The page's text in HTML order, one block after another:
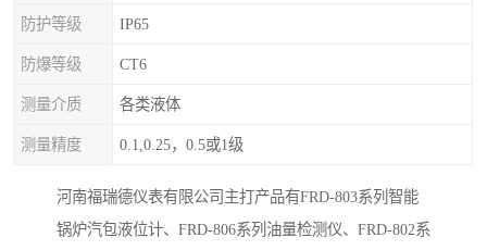
防护等级 IP65
防爆等级 CT6
测量介质 各类液体
测量精度 0.1,0.25，0.5或1级
河南福瑞德仪表有限公司主打产品有FRD-803系列智能
锅炉汽包液位计、FRD-806系列油量检测仪、FRD-802系